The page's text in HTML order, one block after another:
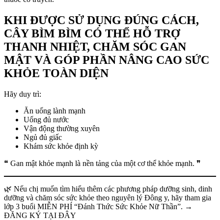
KHI ĐƯỢC SỬ DỤNG ĐÚNG CÁCH,
CÂY BÌM BÌM CÓ THỂ HỖ TRỢ
THANH NHIỆT, CHĂM SÓC GAN
MẬT VÀ GÓP PHẦN NÂNG CAO SỨC
KHỎE TOÀN DIỆN
Hãy duy trì:
Ăn uống lành mạnh
Uống đủ nước
Vận động thường xuyên
Ngủ đủ giấc
Khám sức khỏe định kỳ
❝ Gan mật khỏe mạnh là nền tảng của một cơ thể khỏe mạnh. ❞
🌿 Nếu chị muốn tìm hiểu thêm các phương pháp dưỡng sinh, dinh
dưỡng và chăm sóc sức khỏe theo nguyên lý Đông y, hãy tham gia
lớp 3 buổi MIỄN PHÍ “Đánh Thức Sức Khỏe Nữ Thần”. →
ĐĂNG KÝ TẠI ĐÂY